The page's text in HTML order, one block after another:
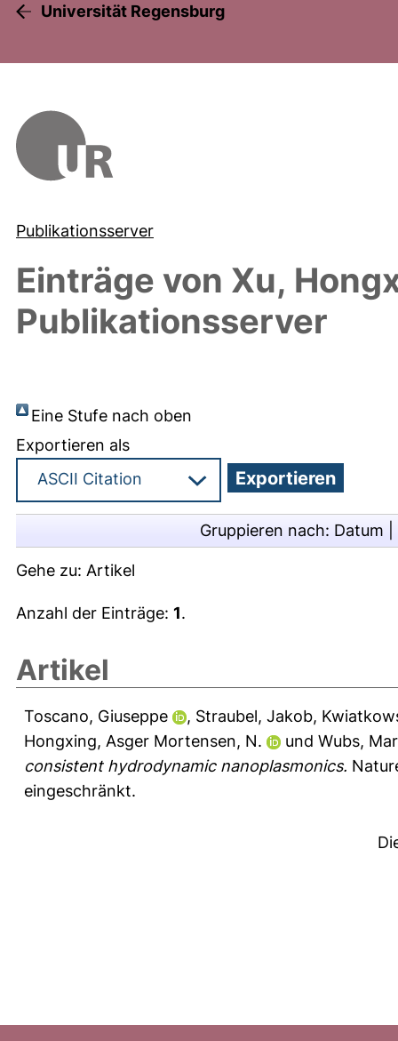
Universität Regensburg
Publikationsserver
Einträge von Xu,
Publikationsserver
Eine Stufe nach oben
Exportieren als
Gruppieren nach: Datum
Gehe zu: Artikel
Anzahl der Einträge: 1.
Artikel
Toscano, Giuseppe , Straubel, Jakob,
Hongxing, Asger Mortensen, N. und Wubs,
consistent hydrodynamic nanoplasmonics.
eingeschränkt.